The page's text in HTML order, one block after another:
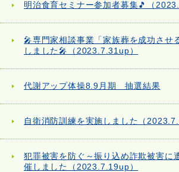
明治食育セミナー参加者募集🎵（
🎤専門家相談事業「家族葬を成功させ
しました🎤（2023.7.31up）
代謝アップ体操8.9月期 抽選結果
自衛消防訓練を実施しました（
犯罪被害を防ぐ～振り込め詐欺被害に
催しました（2023.7.19up）